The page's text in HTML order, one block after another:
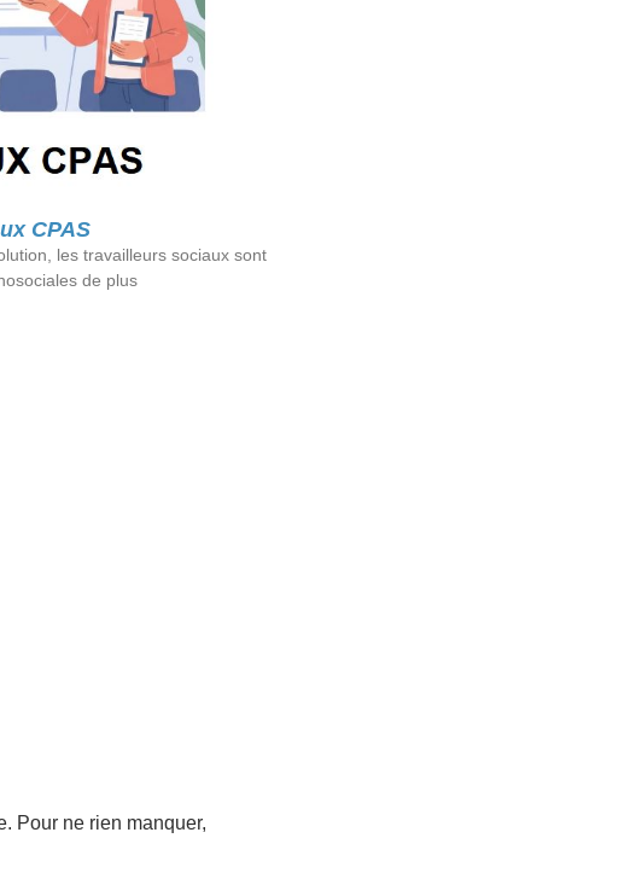
CPAS
les travailleurs sociaux sont
de plus
Pour ne rien manquer,